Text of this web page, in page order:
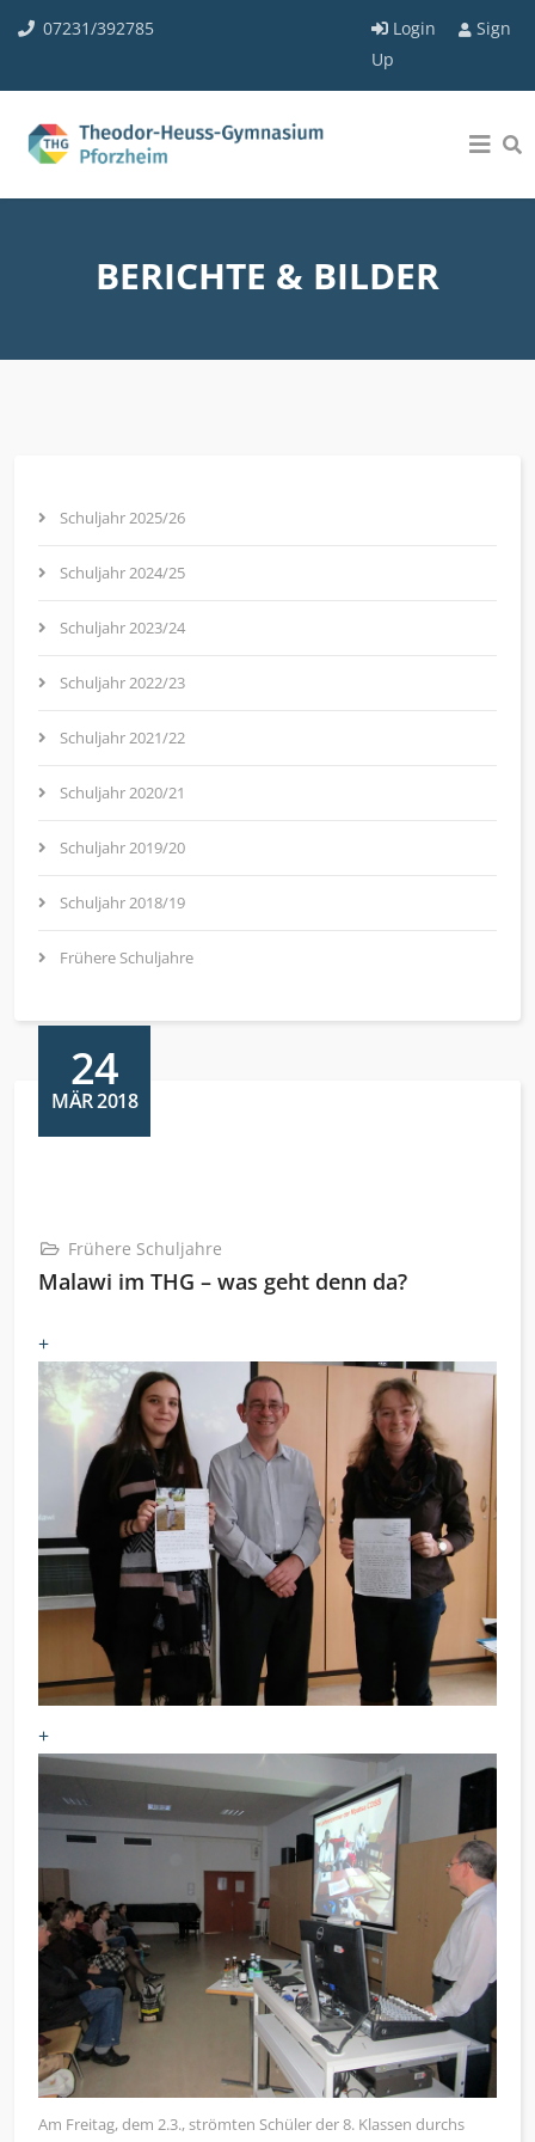
07231/392785 Login
Sign
Up
BERICHTE & BILDER
Schuljahr 2025/26
Schuljahr 2024/25
Schuljahr 2023/24
Schuljahr 2022/23
Schuljahr 2021/22
Schuljahr 2020/21
Schuljahr 2019/20
Schuljahr 2018/19
Frühere Schuljahre
24
MÄR 2018
Frühere Schuljahre
Malawi im THG – was geht denn da?
+
+
Am Freitag, dem 2.3., strömten Schüler der 8. Klassen durchs